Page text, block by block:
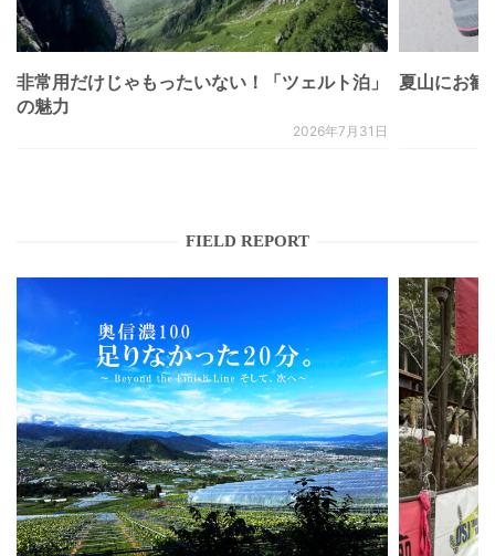
非常用だけじゃもったいない！「ツェルト泊」
の魅力
2026年7月31日
夏山にお
FIELD REPORT